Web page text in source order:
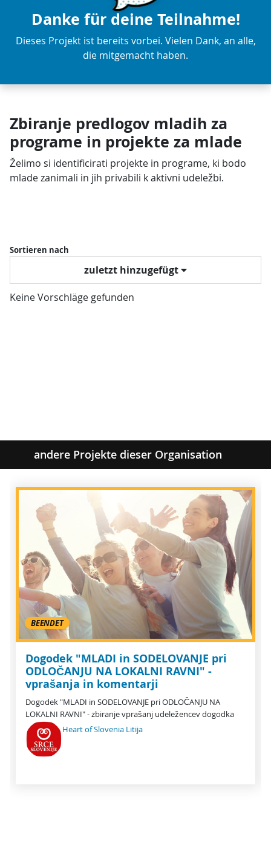
Danke für deine Teilnahme!
Dieses Projekt ist bereits vorbei. Vielen Dank, an alle,
die mitgemacht haben.
Zbiranje predlogov mladih za
programe in projekte za mlade
Želimo si identificirati projekte in programe, ki bodo
mlade zanimali in jih privabili k aktivni udeležbi.
Sortieren nach
zuletzt hinzugefügt
Keine Vorschläge gefunden
andere Projekte dieser Organisation
BEENDET
Dogodek "MLADI in SODELOVANJE pri
ODLOČANJU NA LOKALNI RAVNI" -
vprašanja in komentarji
Dogodek "MLADI in SODELOVANJE pri ODLOČANJU NA
LOKALNI RAVNI" - zbiranje vprašanj udeležencev dogodka
Heart of Slovenia Litija